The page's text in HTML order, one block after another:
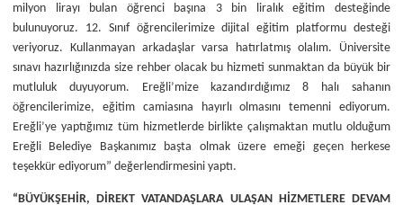
milyon lirayı bulan öğrenci başına 3 bin liralık eğitim desteğinde
bulunuyoruz. 12. Sınıf öğrencilerimize dijital eğitim platformu desteği
veriyoruz. Kullanmayan arkadaşlar varsa hatırlatmış olalım. Üniversite
sınavı hazırlığınızda size rehber olacak bu hizmeti sunmaktan da büyük bir
mutluluk duyuyorum. Ereğli’mize kazandırdığımız 8 halı sahanın
öğrencilerimize, eğitim camiasına hayırlı olmasını temenni ediyorum.
Ereğli’ye yaptığımız tüm hizmetlerde birlikte çalışmaktan mutlu olduğum
Ereğli Belediye Başkanımız başta olmak üzere emeği geçen herkese
teşekkür ediyorum” değerlendirmesini yaptı.
“BÜYÜKŞEHİR, DİREKT VATANDAŞLARA ULAŞAN HİZMETLERE DEVAM